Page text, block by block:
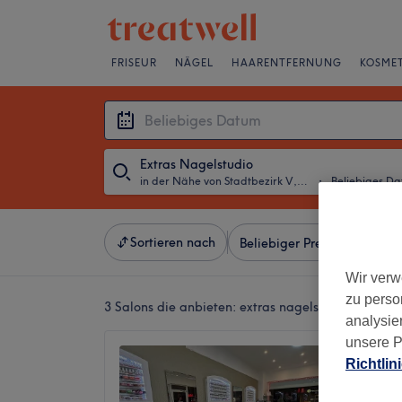
FRISEUR NÄGEL HAARENTFERNUNG
Extras Nagelstudio
in der Nähe von Stadtbezirk V, Essen ・ Beliebiges
Sortieren nach Beliebiger Preis
3 Salons die anbieten: extras nagelstudio in der
Wir
zu
unsere